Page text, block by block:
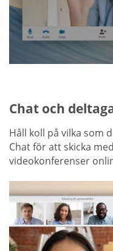
Chat och
Håll koll på vilka som
Chat för att skicka
videokonferenser